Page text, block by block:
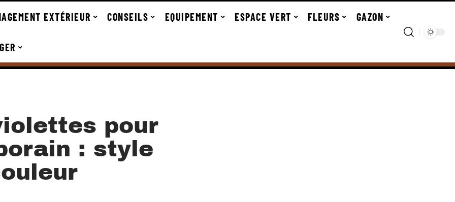
EXTÉRIEUR CONSEILS EQUIPEMENT ESPACE VERT FLEURS GAZON
pour
: style